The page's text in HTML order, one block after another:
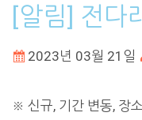
[알림] 전다
2023년 03월 21일
※ 신규, 기간 변동, 장